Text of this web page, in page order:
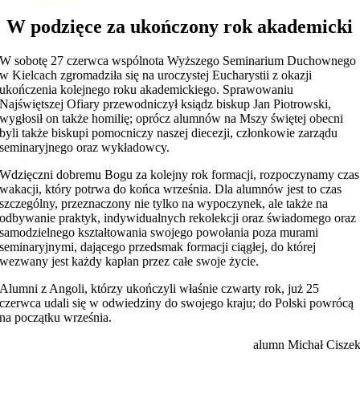
W podzięce za ukończony rok akademicki
W sobotę 27 czerwca wspólnota Wyższego Seminarium Duchownego
w Kielcach zgromadziła się na uroczystej Eucharystii z okazji
ukończenia kolejnego roku akademickiego. Sprawowaniu
Najświętszej Ofiary przewodniczył ksiądz biskup Jan Piotrowski,
wygłosił on także homilię; oprócz alumnów na Mszy świętej obecni
byli także biskupi pomocniczy naszej diecezji, członkowie zarządu
seminaryjnego oraz wykładowcy.
Wdzięczni dobremu Bogu za kolejny rok formacji, rozpoczynamy czas
wakacji, który potrwa do końca września. Dla alumnów jest to czas
szczególny, przeznaczony nie tylko na wypoczynek, ale także na
odbywanie praktyk, indywidualnych rekolekcji oraz świadomego oraz
samodzielnego kształtowania swojego powołania poza murami
seminaryjnymi, dającego przedsmak formacji ciągłej, do której
wezwany jest każdy kapłan przez całe swoje życie.
Alumni z Angoli, którzy ukończyli właśnie czwarty rok, już 25
czerwca udali się w odwiedziny do swojego kraju; do Polski powrócą
na początku września.
alumn Michał Ciszek